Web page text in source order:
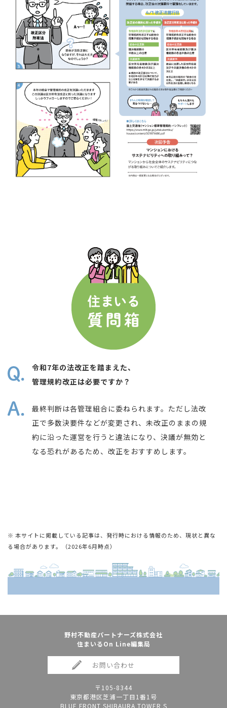
令和7年の法改正を踏まえた、
管理規約改正は必要ですか？
最終判断は各管理組合に委ねられます。ただし法改
正で多数決要件などが変更され、未改正のままの規
約に沿った運営を行うと違法になり、決議が無効と
なる恐れがあるため、改正をおすすめします。
※ 本サイトに掲載している記事は、発行時における情報のため、現状と異な
る場合があります。（2026年6月時点）
野村不動産パートナーズ株式会社
住まいるOn Line編集局
お問い合わせ
〒105-8344
東京都港区芝浦一丁目1番1号
BLUE FRONT SHIBAURA TOWER S